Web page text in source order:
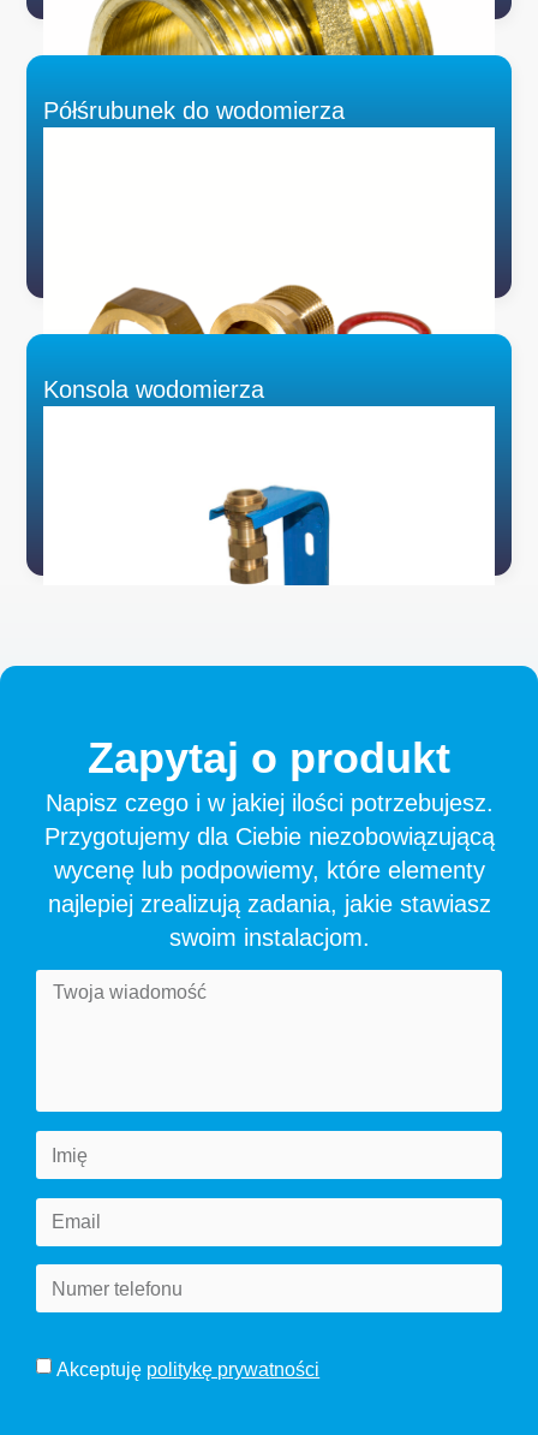
Półśrubunek do wodomierza
Konsola wodomierza
Zapytaj o produkt
Napisz czego i w jakiej ilości potrzebujesz.
Przygotujemy dla Ciebie niezobowiązującą
wycenę lub podpowiemy, które elementy
najlepiej zrealizują zadania, jakie stawiasz
swoim instalacjom.
Akceptuję politykę prywatności